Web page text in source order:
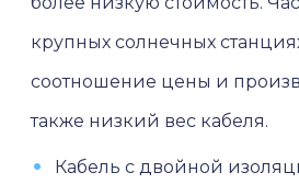
крупных солнечных
соотношение цены и
также низкий вес кабеля.
Кабель с двойной